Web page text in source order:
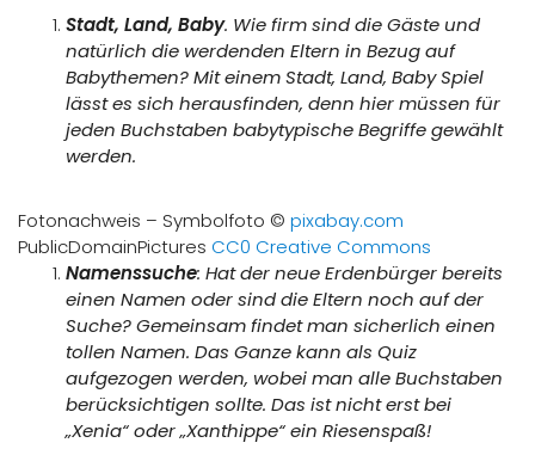
Stadt, Land, Baby. Wie firm sind die Gäste und
natürlich die werdenden Eltern in Bezug auf
Babythemen? Mit einem Stadt, Land, Baby Spiel
lässt es sich herausfinden, denn hier müssen für
jeden Buchstaben babytypische Begriffe gewählt
werden.
Fotonachweis – Symbolfoto © pixabay.com
PublicDomainPictures CC0 Creative Commons
Namenssuche: Hat der neue Erdenbürger bereits
einen Namen oder sind die Eltern noch auf der
Suche? Gemeinsam findet man sicherlich einen
tollen Namen. Das Ganze kann als Quiz
aufgezogen werden, wobei man alle Buchstaben
berücksichtigen sollte. Das ist nicht erst bei
„Xenia“ oder „Xanthippe“ ein Riesenspaß!